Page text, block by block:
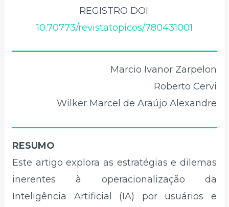
REGISTRO DOI:
10.70773/revistatopicos/780431001
Marcio Ivanor Zarpelon
Roberto Cervi
Wilker Marcel de Araújo Alexandre
RESUMO
Este artigo explora as estratégias e dilemas
inerentes à operacionalização da
Inteligência Artificial (IA) por usuários e